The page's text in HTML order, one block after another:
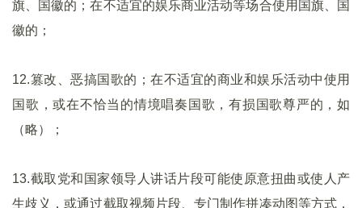
旗、国徽的；在不适宜的娱乐商业活动等场合使用国旗、国
徽的；
12.篡改、恶搞国歌的；在不适宜的商业和娱乐活动中使用
国歌，或在不恰当的情境唱奏国歌，有损国歌尊严的，如
（略）；
13.截取党和国家领导人讲话片段可能使原意扭曲或使人产
生歧义，或通过截取视频片段、专门制作拼凑动图等方式，